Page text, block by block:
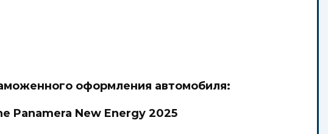
оформления автомобиля:
Panamera New Energy 2025